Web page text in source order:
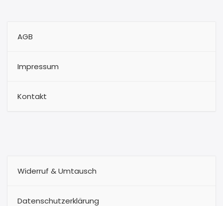
AGB
Impressum
Kontakt
Widerruf & Umtausch
Datenschutzerklärung